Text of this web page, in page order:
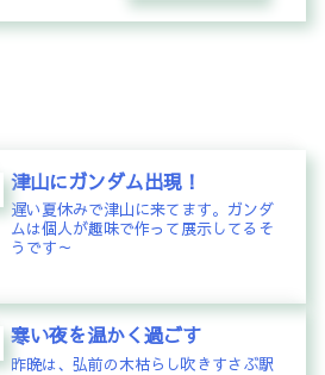
津山にガンダム出現！
遅い夏休みで津山に来てます。ガンダ
ムは個人が趣味で作って展示してるそ
うです～
寒い夜を温かく過ごす
昨晩は、弘前の木枯らし吹きすさぶ駅